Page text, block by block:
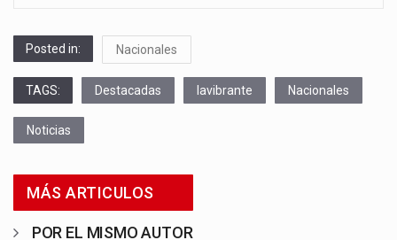
Posted in: Nacionales
TAGS: Destacadas lavibrante Nacionales
Noticias
MÁS ARTICULOS
POR EL MISMO AUTOR